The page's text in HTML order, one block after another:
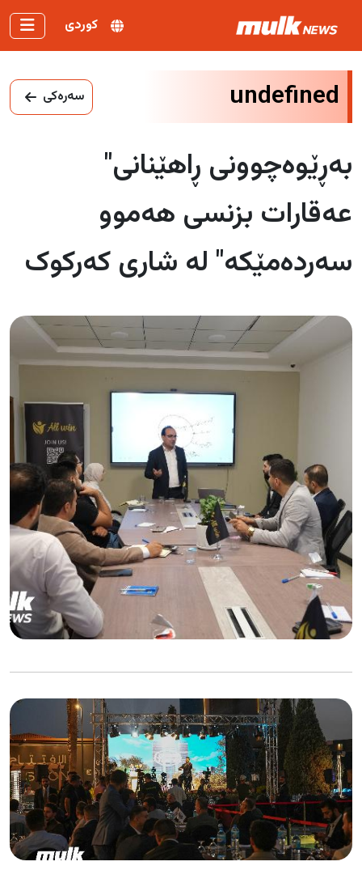
کوردی
undefined سەرەکی
بەڕێوەچوونی ڕاهێنانی"
عەقارات بزنسی هەموو
سەردەمێکە" لە شاری کەرکوک